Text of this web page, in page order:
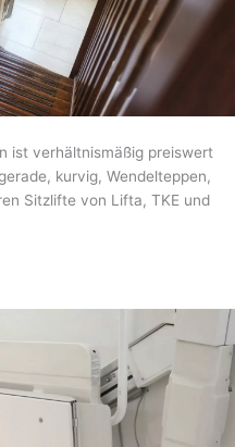
ist verhältnismäßig preiswert
kurvig, Wendelteppen,
Sitzlifte von Lifta, TKE und